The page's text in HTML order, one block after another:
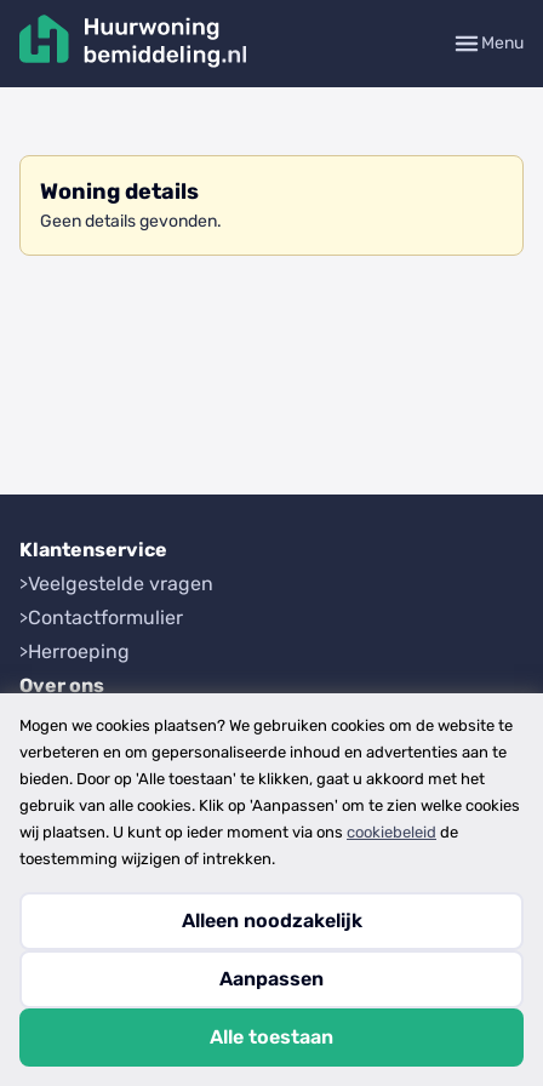
Menu
Woning details
Geen details gevonden.
Klantenservice
Veelgestelde vragen
Contactformulier
Herroeping
Over ons
Bedrijfsgegevens
Werkwijze
Overzichten
Plaatsen
Provincies
Copyright © 2026
privacy- en cookiebeleid
Mogen we cookies plaatsen? We gebruiken cookies om de website te
verbeteren en om gepersonaliseerde inhoud en advertenties aan te
bieden. Door op 'Alle toestaan' te klikken, gaat u akkoord met het
gebruik van alle cookies. Klik op 'Aanpassen' om te zien welke cookies
wij plaatsen. U kunt op ieder moment via ons cookiebeleid de
toestemming wijzigen of intrekken.
Alleen noodzakelijk
Aanpassen
Alle toestaan